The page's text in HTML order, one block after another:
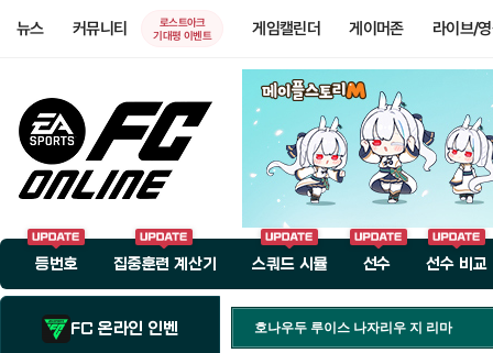
뉴스 커뮤니티
로스트아크
기대평 이벤트
게임캘린더 게이머존 라이브/
등번호 집중훈련 계산기 스쿼드 시뮬 선수 선수 비교
FC 온라인 인벤 호나우두 루이스 나자리우 지 리마